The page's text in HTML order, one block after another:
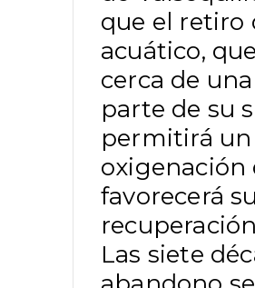
que el retiro
acuático,
cerca de
parte de su
permitirá un
oxigenación
favorecerá su
Las siete